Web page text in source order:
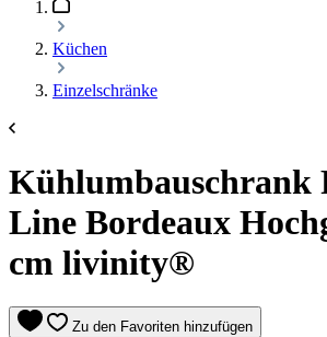
Küchen
Einzelschränke
Kühlumbauschrank
Line Bordeaux
cm livinity®
Zu den Favoriten hinzufügen